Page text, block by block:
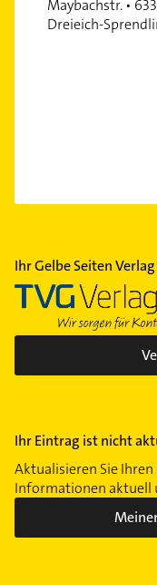
Maybachstr. •
Dreieich-
Ihr Gelbe Seiten Verlag
Ihr Eintrag ist nicht
Aktualisieren Sie
Informationen aktuell